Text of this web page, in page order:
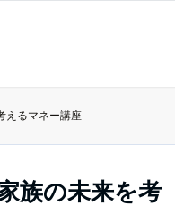
えるマネー講座
族の未来を考